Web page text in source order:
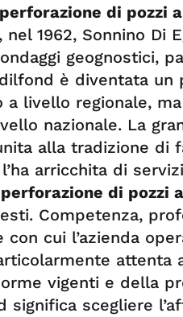
perforazione di pozzi
1962, Sonnino Di
geognostici,
è diventata un
livello regionale,
nazionale. La
alla tradizione di
arricchita di
perforazione di pozzi
Competenza,
cui l’azienda
attenta
vigenti e della
significa scegliere